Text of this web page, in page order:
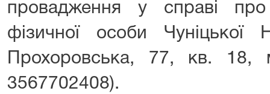
провадження у справі про
фізичної особи Чуніцької
Прохоровська, 77, кв.
3567702408).